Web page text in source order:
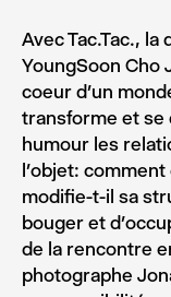
Avec Tac.Tac.,
YoungSoon Cho
coeur d’un
transforme et se
humour les
l’objet:
modifie-t-il sa
bouger et
de la rencontre
photographe